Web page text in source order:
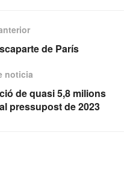
de París
noticia
de quasi 5,8 milions
pressupost de 2023